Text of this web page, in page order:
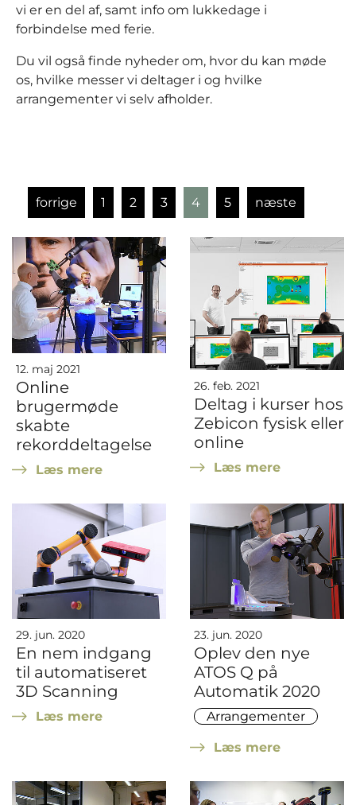
vi er en del af, samt info om lukkedage i
forbindelse med ferie.
Du vil også finde nyheder om, hvor du kan møde
os, hvilke messer vi deltager i og hvilke
arrangementer vi selv afholder.
forrige 1 2 3 4 5 næste
12. maj 2021
Online
brugermøde
skabte
rekorddeltagelse
Læs mere
26. feb. 2021
Deltag i kurser hos
Zebicon fysisk eller
online
Læs mere
29. jun. 2020
En nem indgang
til automatiseret
3D Scanning
Læs mere
23. jun. 2020
Oplev den nye
ATOS Q på
Automatik 2020
Arrangementer
Læs mere